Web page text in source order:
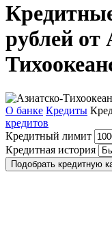
рублей от
О банке Кредиты
кредитов
Кредитный лимит
Кредитная история
Подобрать кредитную